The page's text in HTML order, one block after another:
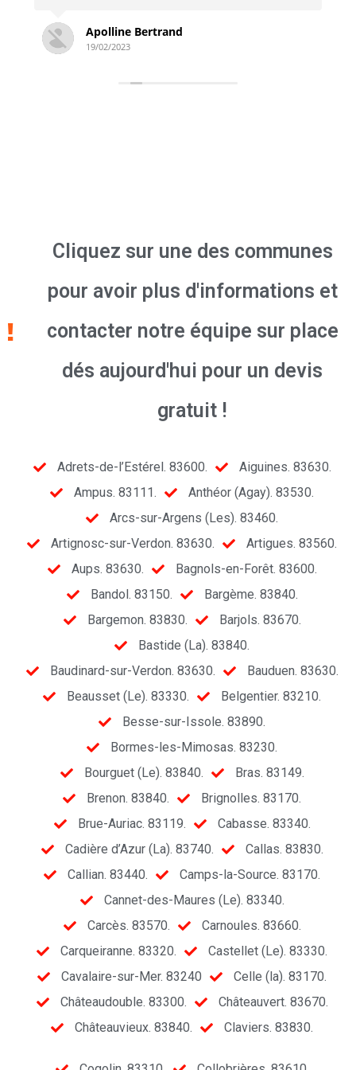
Simon Derambure
18/02/2023
Cliquez sur une des communes
pour avoir plus d'informations et
contacter notre équipe sur place
dés aujourd'hui pour un devis
gratuit !
Adrets-de-l’Estérel. 83600.
Aiguines. 83630.
Ampus. 83111.
Anthéor (Agay). 83530.
Arcs-sur-Argens (Les). 83460.
Artignosc-sur-Verdon. 83630.
Artigues. 83560.
Aups. 83630.
Bagnols-en-Forêt. 83600.
Bandol. 83150.
Bargème. 83840.
Bargemon. 83830.
Barjols. 83670.
Bastide (La). 83840.
Baudinard-sur-Verdon. 83630.
Bauduen. 83630.
Beausset (Le). 83330.
Belgentier. 83210.
Besse-sur-Issole. 83890.
Bormes-les-Mimosas. 83230.
Bourguet (Le). 83840.
Bras. 83149.
Brenon. 83840.
Brignolles. 83170.
Brue-Auriac. 83119.
Cabasse. 83340.
Cadière d’Azur (La). 83740.
Callas. 83830.
Callian. 83440.
Camps-la-Source. 83170.
Cannet-des-Maures (Le). 83340.
Carcès. 83570.
Carnoules. 83660.
Carqueiranne. 83320.
Castellet (Le). 83330.
Cavalaire-sur-Mer. 83240
Celle (la). 83170.
Châteaudouble. 83300.
Châteauvert. 83670.
Châteauvieux. 83840.
Claviers. 83830.